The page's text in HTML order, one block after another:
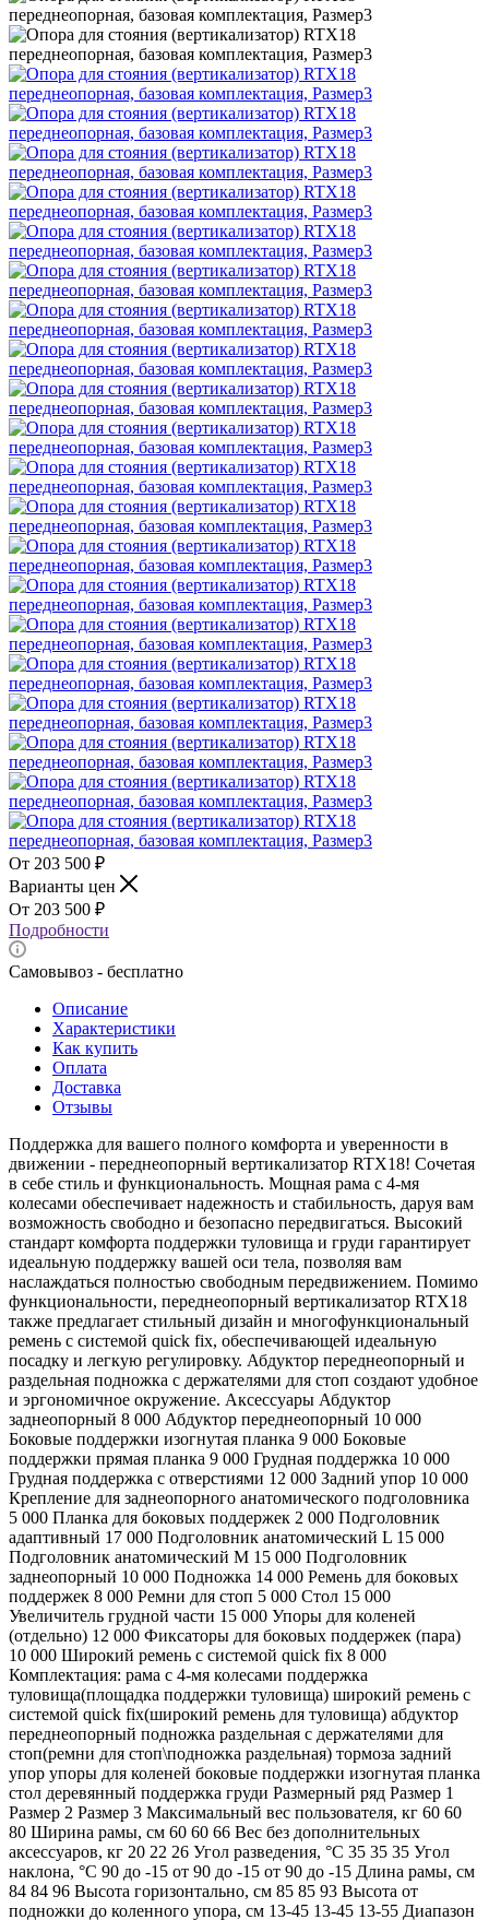
203 500 ₽
Варианты цен
203 500 ₽
Подробности
Самовывоз - бесплатно
Описание
Характеристики
Как купить
Оплата
Доставка
Отзывы
Поддержка для вашего полного комфорта и уверенности в
движении - переднеопорный вертикализатор RTX18! Сочетая
в себе стиль и функциональность. Мощная рама с 4-мя
колесами обеспечивает надежность и стабильность, даруя вам
возможность свободно и безопасно передвигаться. Высокий
стандарт комфорта поддержки туловища и груди гарантирует
идеальную поддержку вашей оси тела, позволяя вам
наслаждаться полностью свободным передвижением. Помимо
функциональности, переднеопорный вертикализатор RTX18
также предлагает стильный дизайн и многофункциональный
ремень с системой quick fix, обеспечивающей идеальную
посадку и легкую регулировку. Абдуктор переднеопорный и
раздельная подножка с держателями для стоп создают удобное
и эргономичное окружение. Аксессуары Абдуктор
заднеопорный 8 000 Абдуктор переднеопорный 10 000
Боковые поддержки изогнутая планка 9 000 Боковые
поддержки прямая планка 9 000 Грудная поддержка 10 000
Грудная поддержка с отверстиями 12 000 Задний упор 10 000
Крепление для заднеопорного анатомического подголовника
5 000 Планка для боковых поддержек 2 000 Подголовник
адаптивный 17 000 Подголовник анатомический L 15 000
Подголовник анатомический М 15 000 Подголовник
заднеопорный 10 000 Подножка 14 000 Ремень для боковых
поддержек 8 000 Ремни для стоп 5 000 Стол 15 000
Увеличитель грудной части 15 000 Упоры для коленей
(отдельно) 12 000 Фиксаторы для боковых поддержек (пара)
10 000 Широкий ремень с системой quick fix 8 000
Комплектация: рама с 4-мя колесами поддержка
туловища(площадка поддержки туловища) широкий ремень с
системой quick fix(широкий ремень для туловища) абдуктор
переднеопорный подножка раздельная с держателями для
стоп(ремни для стоп\подножка раздельная) тормоза задний
упор упоры для коленей боковые поддержки изогнутая планка
стол деревянный поддержка груди Размерный ряд Размер 1
Размер 2 Размер 3 Максимальный вес пользователя, кг 60 60
80 Ширина рамы, см 60 60 66 Вес без дополнительных
аксессуаров, кг 20 22 26 Угол разведения, °С 35 35 35 Угол
наклона, °С 90 до -15 от 90 до -15 от 90 до -15 Длина рамы, см
84 84 96 Высота горизонтально, см 85 85 93 Высота от
подножки до коленного упора, см 13-45 13-45 13-55 Диапазон